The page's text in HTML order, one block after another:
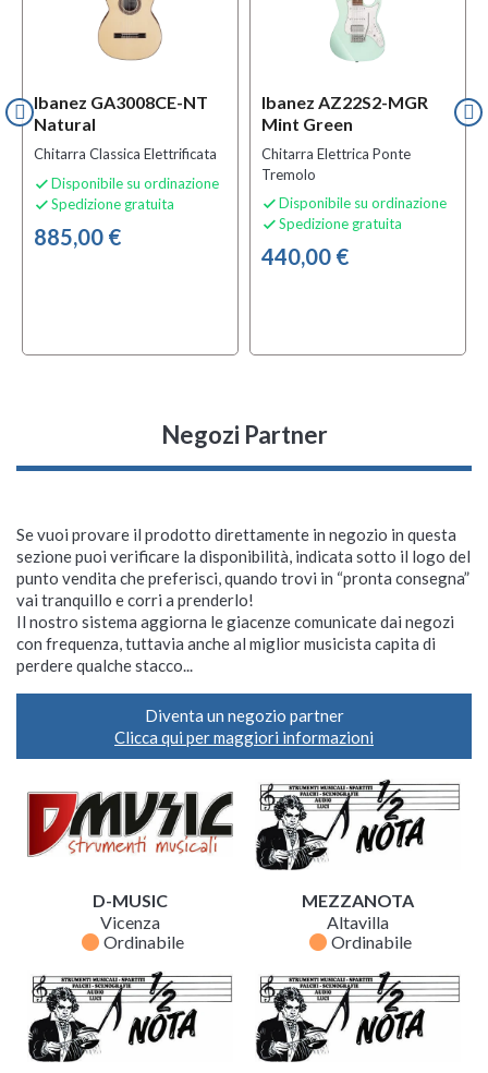
Ibanez GA3008CE-NT
Natural
Chitarra Classica Elettrificata
 Disponibile su ordinazione
 Spedizione gratuita
885,00 €
Ibanez AZ22S2-MGR
Mint Green
Chitarra Elettrica Ponte
Tremolo
 Disponibile su ordinazione
 Spedizione gratuita
440,00 €
Negozi Partner
Se vuoi provare il prodotto direttamente in negozio in questa
sezione puoi verificare la disponibilità, indicata sotto il logo del
punto vendita che preferisci, quando trovi in “pronta consegna”
vai tranquillo e corri a prenderlo!
Il nostro sistema aggiorna le giacenze comunicate dai negozi
con frequenza, tuttavia anche al miglior musicista capita di
perdere qualche stacco...
Diventa un negozio partner
Clicca qui per maggiori informazioni
D-MUSIC
Vicenza
fiber_manual_record Ordinabile
MEZZANOTA
Altavilla
fiber_manual_record Ordinabile